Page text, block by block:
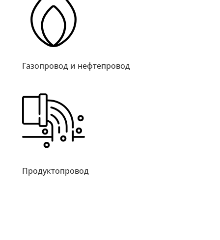
Газопровод и нефтепровод
Продуктопровод